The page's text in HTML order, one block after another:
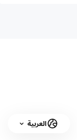
العربية